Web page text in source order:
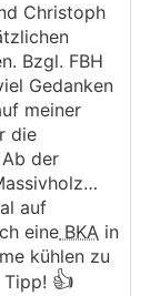
Christoph
Bzgl. FBH
Gedanken
meiner
die
der
auf
eine BKA in
kühlen zu
👍